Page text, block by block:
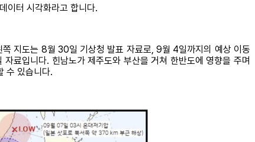
이터 시각화라고 합니다.
쪽 지도는 8월 30일 기상청 발표 자료로, 9월 4일까지의 예상 이동
료입니다. 힌남노가 제주도와 부산을 거쳐 한반도에 영향을 주며
수 있습니다.